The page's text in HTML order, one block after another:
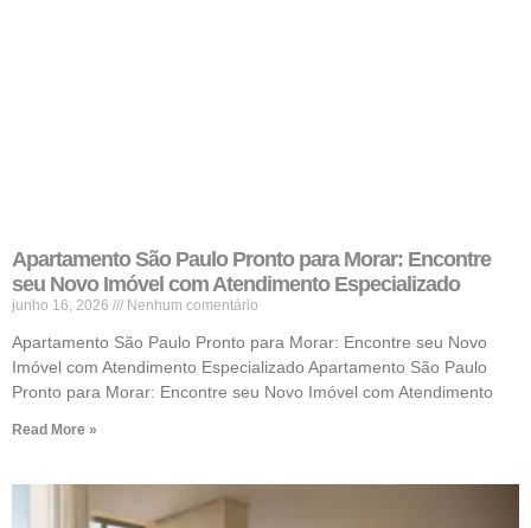
Apartamento São Paulo Pronto para Morar: Encontre
seu Novo Imóvel com Atendimento Especializado
junho 16, 2026 Nenhum comentário
Apartamento São Paulo Pronto para Morar: Encontre seu Novo
Imóvel com Atendimento Especializado Apartamento São Paulo
Pronto para Morar: Encontre seu Novo Imóvel com Atendimento
Read More »